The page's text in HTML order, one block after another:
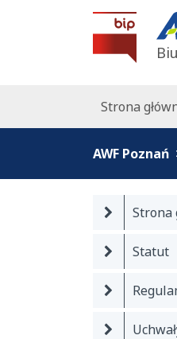
Strona
AWF Poznań
Strona
Statut